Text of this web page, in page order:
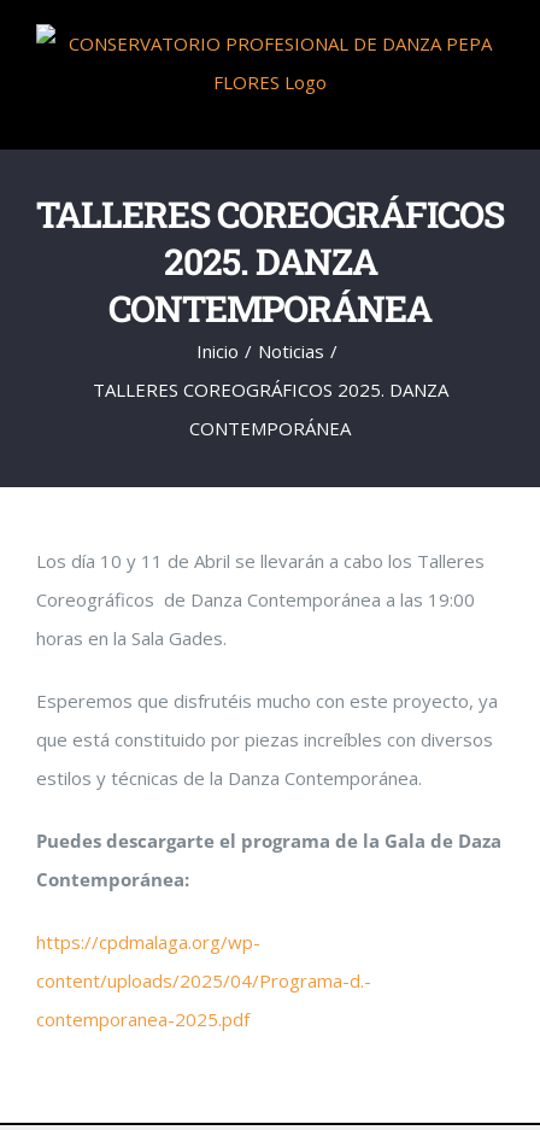
Saltar
TALLERES COREOGRÁFICOS
2025. DANZA
CONTEMPORÁNEA
Inicio
Noticias
TALLERES COREOGRÁFICOS 2025. DANZA
CONTEMPORÁNEA
Los día 10 y 11 de Abril se llevarán a cabo los Talleres
Coreográficos de Danza Contemporánea a las 19:00
horas en la Sala Gades.
Esperemos que disfrutéis mucho con este proyecto, ya
que está constituido por piezas increíbles con diversos
estilos y técnicas de la Danza Contemporánea.
Puedes descargarte el programa de la Gala de Daza
Contemporánea:
https://cpdmalaga.org/wp-
content/uploads/2025/04/Programa-d.-
contemporanea-2025.pdf